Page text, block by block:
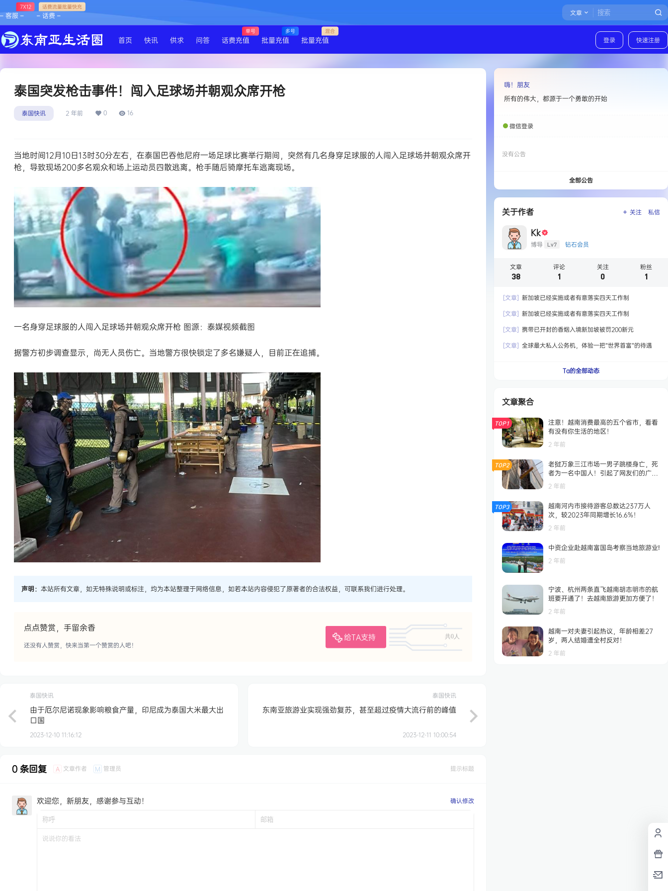
– 客服 –
7X12
– 话费 –
话费流量批量快充
文章
登录 快速注册
首页 快讯 供求 问答 话费充值
单号
批量充值
多号
批量充值
混合
泰国突发枪击事件！闯入足球场并朝观众席开枪
泰国快讯 2 年前 0 16
当地时间12月10日13时30分左右，在泰国巴吞他尼府一场足球比赛举行期间，突然有几名身穿足球服的人闯入足球场并朝观众席开
枪，导致现场200多名观众和场上运动员四散逃离。枪手随后骑摩托车逃离现场。
一名身穿足球服的人闯入足球场并朝观众席开枪 图源：泰媒视频截图
据警方初步调查显示，尚无人员伤亡。当地警方很快锁定了多名嫌疑人，目前正在追捕。
声明： 本站所有文章，如无特殊说明或标注，均为本站整理于网络信息，如若本站内容侵犯了原著者的合法权益，可联系我们进行处理。
点点赞赏，手留余香
给TA支持 共0人
还没有人赞赏，快来当第一个赞赏的人吧！
泰国快讯
由于厄尔尼诺现象影响粮食产量，印尼成为泰国大米最大出
口国
2023-12-10 11:16:12
泰国快讯
东南亚旅游业实现强劲复苏，甚至超过疫情大流行前的峰值
2023-12-11 10:00:54
0 条回复 A 文章作者 M 管理员 提示标题
欢迎您，新朋友，感谢参与互动！ 确认修改
嗨！朋友
所有的伟大，都源于一个勇敢的开始
微信登录
没有公告
全部公告
关于作者 关注 私信
Kk
博导 Lv7 钻石会员
文章
38
评论
1
关注
0
粉丝
1
[文章] 新加坡已经实施或者有意落实四天工作制
[文章] 新加坡已经实施或者有意落实四天工作制
[文章] 携带已开封的香烟入境新加坡被罚200新元
[文章] 全球最大私人公务机，体验一把“世界首富”的待遇
Ta的全部动态
文章聚合
TOP1
注意！越南消费最高的五个省市，看看
有没有你生活的地区！
2 年前
TOP2
老挝万象三江市场一男子跳楼身亡，死
者为一名中国人！引起了网友们的广泛
关注！
2 年前
TOP3
越南河内市接待游客总数达237万人
次，较2023年同期增长16.6%！
2 年前
中资企业赴越南富国岛考察当地旅游业!
2 年前
宁波、杭州两条直飞越南胡志明市的航
班要开通了！去越南旅游更加方便了！
2 年前
越南一对夫妻引起热议，年龄相差27
岁，两人结婚遭全村反对！
2 年前